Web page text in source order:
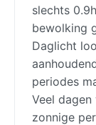
slechts
bewolking
Daglicht
periodes
Veel
zonnige